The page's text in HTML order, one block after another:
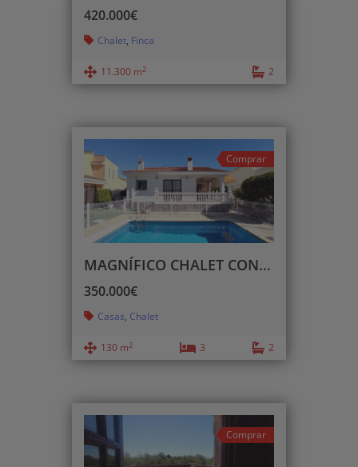
420.000€
Chalet, Finca
11.300 m2 2
Comprar
MAGNÍFICO CHALET CON PISCINA Y CERCA DE LA PLAYA
350.000€
Casas, Chalet
130 m2 3 2
Comprar